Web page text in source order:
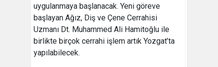
uygulanmaya başlanacak. Yeni göreve
başlayan Ağız, Diş ve Çene Cerrahisi
Uzmanı Dt. Muhammed Ali Hamitoğlu ile
birlikte birçok cerrahi işlem artık Yozgat’ta
yapılabilecek.